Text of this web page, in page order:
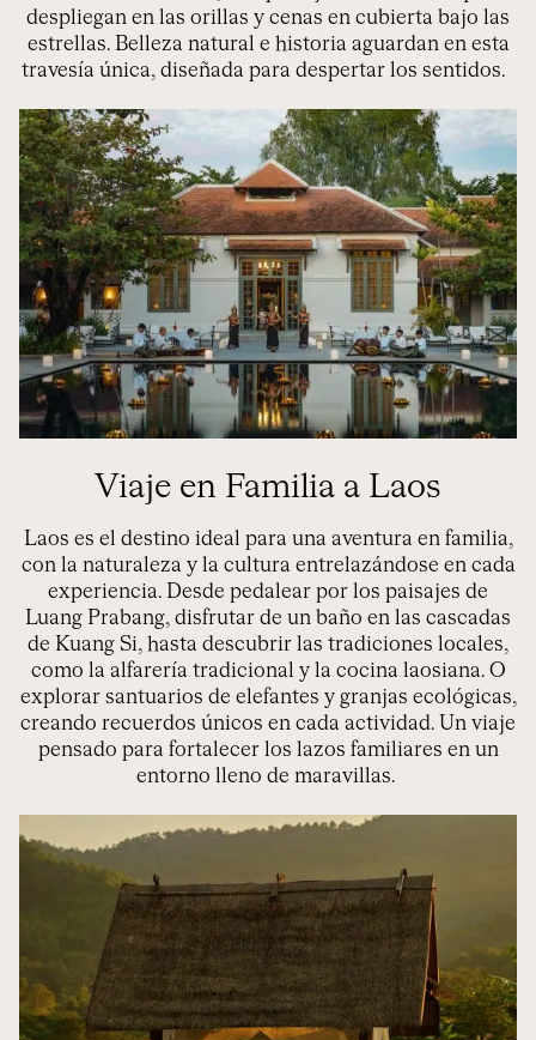
despliegan en las orillas y cenas en cubierta bajo las
estrellas. Belleza natural e historiaaguardan en esta
travesía única, diseñada para despertar los sentidos.
Viaje en Familia a Laos
Laos es el destino ideal para una aventura en familia,
conla naturaleza y la cultura entrelazándose en cada
experiencia. Desde pedalear por los paisajes de
Luang Prabang, disfrutar de un baño en las cascadas
de Kuang Si, hasta descubrir las tradiciones locales,
como la alfarería tradicional yla cocina laosiana. O
explorar santuarios de elefantes y granjas ecológicas,
creando recuerdos únicos en cada actividad. Un viaje
pensado para fortalecer los lazos familiares en un
entorno lleno de maravillas.